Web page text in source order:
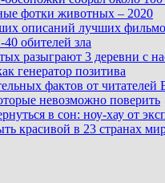
фотки животных – 2020
описаний лучших
обителей зла
разыграют 3 деревни с
генератор позитива
фактов от читателей
невозможно поверить
в сон: ноу-хау от
красивой в 23 странах